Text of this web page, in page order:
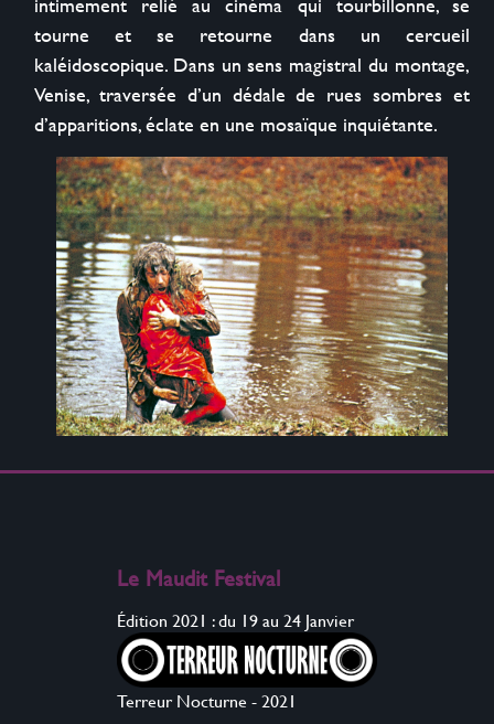
tourne et se retourne dans un cercueil
kaléidoscopique. Dans un sens magistral du montage,
Venise, traversée d’un dédale de rues sombres et
d’apparitions, éclate en une mosaïque inquiétante.
Le Maudit Festival
Édition 2021 : du 19 au 24 Janvier
Terreur Nocturne - 2021